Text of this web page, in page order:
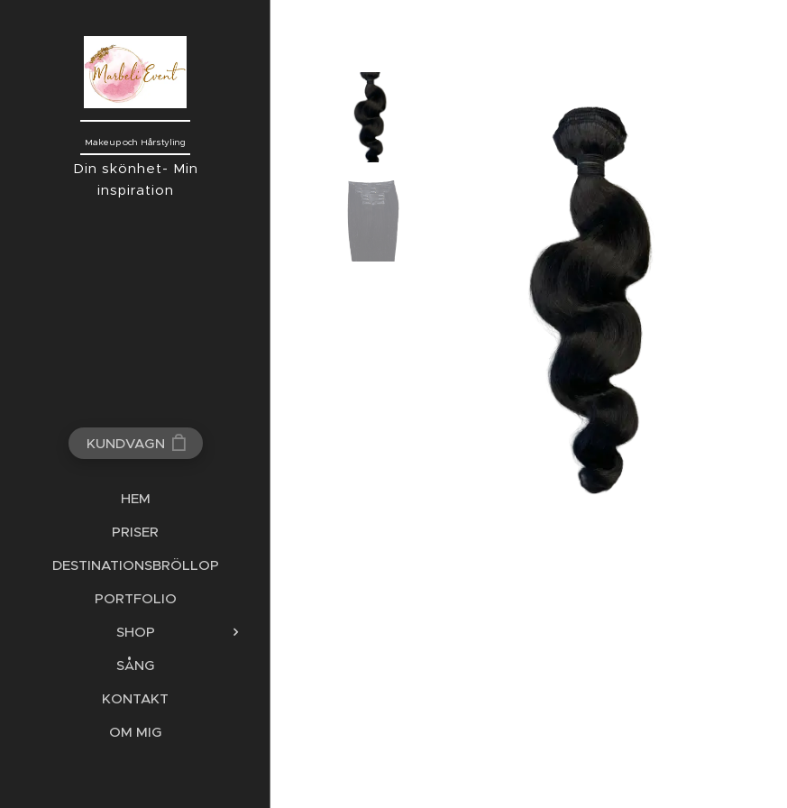
Makeup och Hårstyling
Din skönhet- Min
inspiration
KUNDVAGN
HEM
PRISER
DESTINATIONSBRÖLLOP
PORTFOLIO
SHOP
SÅNG
KONTAKT
OM MIG